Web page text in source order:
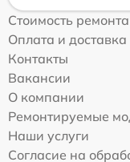
Стоимость ремонта
Оплата и доставка
Контакты
Вакансии
О компании
Ремонтируемые
Наши услуги
Согласие на